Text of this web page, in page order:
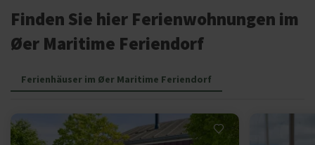
Finden Sie hier Ferienwohnungen im
Øer Maritime Feriendorf
Ferienhäuser im Øer Maritime Feriendorf